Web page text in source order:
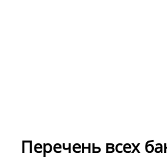
Перечень всех